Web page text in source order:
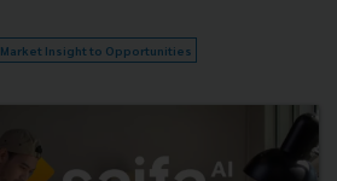
Market Insight to Opportunities